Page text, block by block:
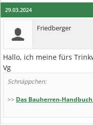
29.03.2024
Friedberger
Hallo, ich meine fürs
Vg
Schnäppchen:
>> Das Bauherren-Handbuch